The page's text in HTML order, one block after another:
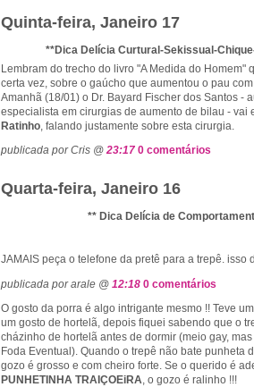
Quinta-feira, Janeiro 17
**Dica Delícia Curtural-Sekissual-
Lembram do trecho do livro "A Medida do Homem"
certa vez, sobre o gaúcho que aumentou o pau
Amanhã (18/01) o Dr. Bayard Fischer dos Santos -
especialista em cirurgias de aumento de bilau - vai
Ratinho , falando justamente sobre esta cirurgia.
publicada por Cris @ 23:17 0 comentários
Quarta-feira, Janeiro 16
** Dica Delícia de
JAMAIS peça o telefone da pretê para a trepê. isso
publicada por arale @ 12:18 0 comentários
O gosto da porra é algo intrigante mesmo !! Teve
um gosto de hortelã, depois fiquei sabendo que o
cházinho de hortelã antes de dormir (meio gay,
Foda Eventual). Quando o trepê não bate punheta
gozo é grosso e com cheiro forte. Se o querido é
PUNHETINHA TRAIÇOEiRA , o gozo é ralinho !!!